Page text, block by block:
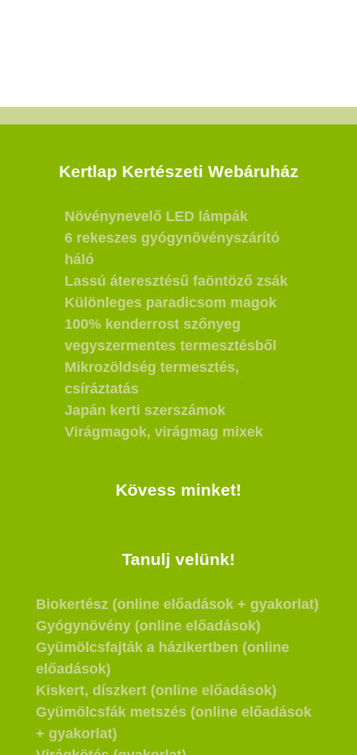
Kertlap Kertészeti Webáruház
Növénynevelő LED lámpák
6 rekeszes gyógynövényszárító
háló
Lassú áteresztésű faöntöző zsák
Különleges paradicsom magok
100% kenderrost szőnyeg
vegyszermentes termesztésből
Mikrozöldség termesztés,
csíráztatás
Japán kerti szerszámok
Virágmagok, virágmag mixek
Kövess minket!
Tanulj velünk!
Biokertész (online előadások + gyakorlat)
Gyógynövény (online előadások)
Gyümölcsfajták a házikertben (online
előadások)
Kiskert, díszkert (online előadások)
Gyümölcsfák metszés (online előadások
+ gyakorlat)